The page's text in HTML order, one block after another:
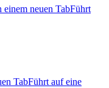
neuen TabFührt
TabFührt auf eine